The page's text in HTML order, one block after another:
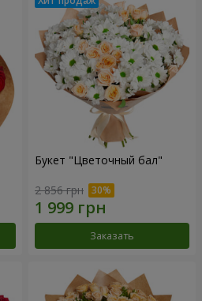
Букет "Цветочный бал"
2 856 грн
Заказать